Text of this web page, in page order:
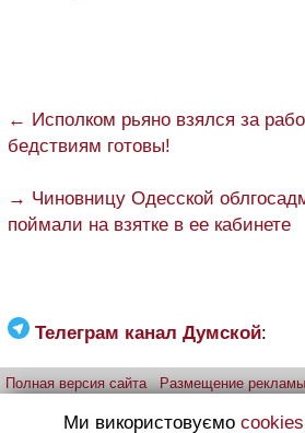
← Исполком рьяно взялся за
бедствиям готовы!
→ Чиновницу Одесской
поймали на взятке в ее кабинете
Телеграм канал Думской:
Полная версия сайта Размещение рекламы
Ми використовуємо cookies